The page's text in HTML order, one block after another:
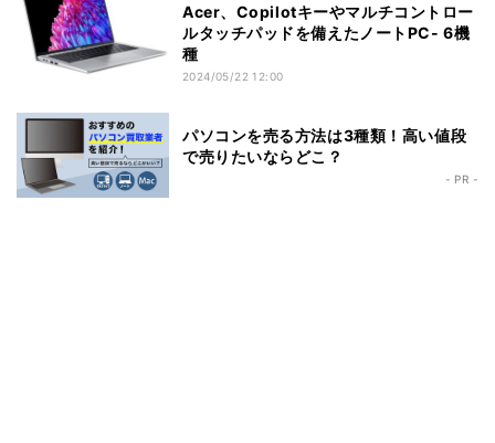
Acer、Copilotキーやマルチコントロー
ルタッチパッドを備えたノートPC- 6機
種
2024/05/22 12:00
パソコンを売る方法は3種類！高い値段
で売りたいならどこ？
- PR -